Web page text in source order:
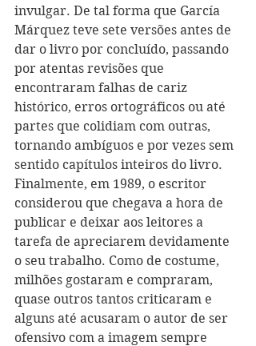
invulgar. De tal forma que García
Márquez teve sete versões antes de
dar o livro por concluído, passando
por atentas revisões que
encontraram falhas de cariz
histórico, erros ortográficos ou até
partes que colidiam com outras,
tornando ambíguos e por vezes sem
sentido capítulos inteiros do livro.
Finalmente, em 1989, o escritor
considerou que chegava a hora de
publicar e deixar aos leitores a
tarefa de apreciarem devidamente
o seu trabalho. Como de costume,
milhões gostaram e compraram,
quase outros tantos criticaram e
alguns até acusaram o autor de ser
ofensivo com a imagem sempre